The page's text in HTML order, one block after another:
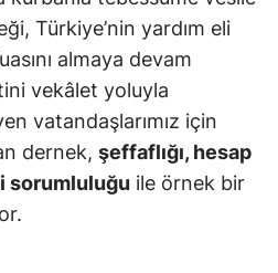
Türkiye’nin yardım eli
almaya devam
vekâlet yoluyla
vatandaşlarımız için
dernek, şeffaflığı, hesap
sorumluluğu ile örnek bir